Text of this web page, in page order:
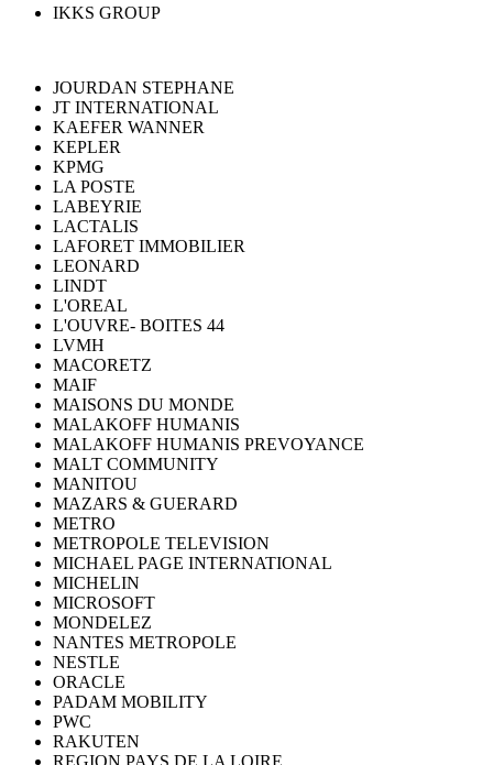
IKKS GROUP
JOURDAN STEPHANE
JT INTERNATIONAL
KAEFER WANNER
KEPLER
KPMG
LA POSTE
LABEYRIE
LACTALIS
LAFORET IMMOBILIER
LEONARD
LINDT
L'OREAL
L'OUVRE- BOITES 44
LVMH
MACORETZ
MAIF
MAISONS DU MONDE
MALAKOFF HUMANIS
MALAKOFF HUMANIS PREVOYANCE
MALT COMMUNITY
MANITOU
MAZARS & GUERARD
METRO
METROPOLE TELEVISION
MICHAEL PAGE INTERNATIONAL
MICHELIN
MICROSOFT
MONDELEZ
NANTES METROPOLE
NESTLE
ORACLE
PADAM MOBILITY
PWC
RAKUTEN
REGION PAYS DE LA LOIRE